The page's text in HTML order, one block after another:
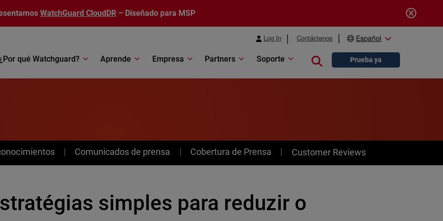
WatchGuard CloudDR – Diseñado para MSP
Log In Contáctenos Español
qué Watchguard? Aprende Empresa Partners Soporte Close searchPrueba ya
Comunicados de prensa Cobertura de Prensa Customer Reviews
simples para reduzir o